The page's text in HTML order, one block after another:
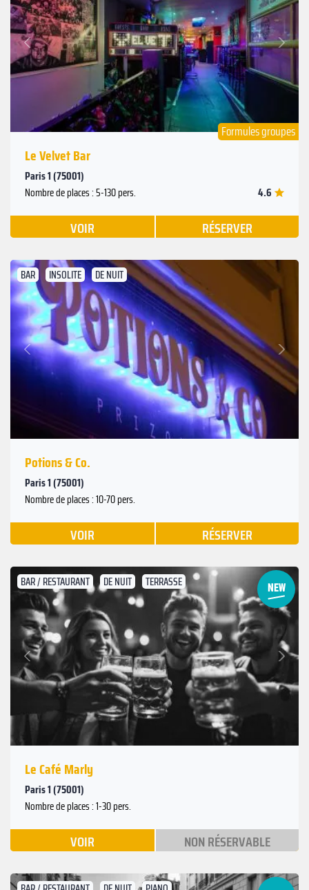
Précédent
Suivant
Formules groupes
Le Velvet Bar
Paris 1 (75001)
Nombre de places : 5-130 pers. 4.6
VOIR RÉSERVER
BAR INSOLITE DE NUIT
Précédent
Suivant
Potions & Co.
Paris 1 (75001)
Nombre de places : 10-70 pers.
VOIR RÉSERVER
BAR / RESTAURANT DE NUIT TERRASSE
Précédent
Suivant
Le Café Marly
Paris 1 (75001)
Nombre de places : 1-30 pers.
VOIR NON RÉSERVABLE